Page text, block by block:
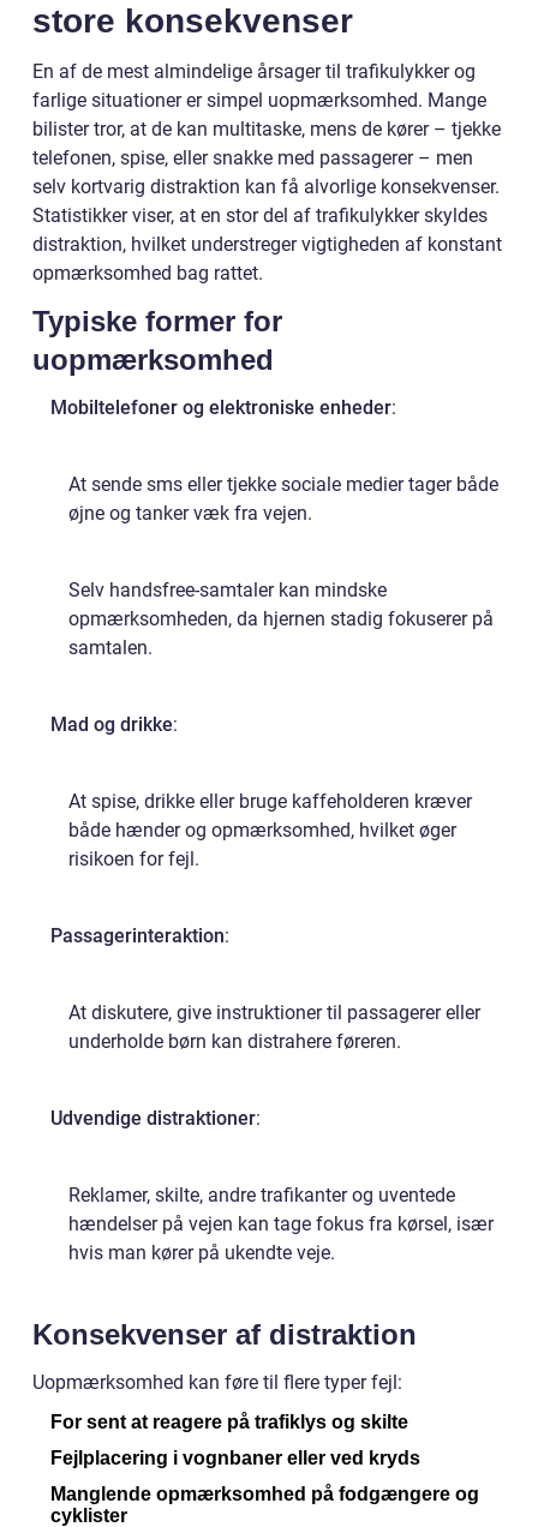
store konsekvenser
En af de mest almindelige årsager til trafikulykker og
farlige situationer er simpel uopmærksomhed. Mange
bilister tror, at de kan multitaske, mens de kører – tjekke
telefonen, spise, eller snakke med passagerer – men
selv kortvarig distraktion kan få alvorlige konsekvenser.
Statistikker viser, at en stor del af trafikulykker skyldes
distraktion, hvilket understreger vigtigheden af konstant
opmærksomhed bag rattet.
Typiske former for
uopmærksomhed
Mobiltelefoner og elektroniske enheder:
At sende sms eller tjekke sociale medier tager både
øjne og tanker væk fra vejen.
Selv handsfree-samtaler kan mindske
opmærksomheden, da hjernen stadig fokuserer på
samtalen.
Mad og drikke:
At spise, drikke eller bruge kaffeholderen kræver
både hænder og opmærksomhed, hvilket øger
risikoen for fejl.
Passagerinteraktion:
At diskutere, give instruktioner til passagerer eller
underholde børn kan distrahere føreren.
Udvendige distraktioner:
Reklamer, skilte, andre trafikanter og uventede
hændelser på vejen kan tage fokus fra kørsel, især
hvis man kører på ukendte veje.
Konsekvenser af distraktion
Uopmærksomhed kan føre til flere typer fejl:
For sent at reagere på trafiklys og skilte
Fejlplacering i vognbaner eller ved kryds
Manglende opmærksomhed på fodgængere og
cyklister